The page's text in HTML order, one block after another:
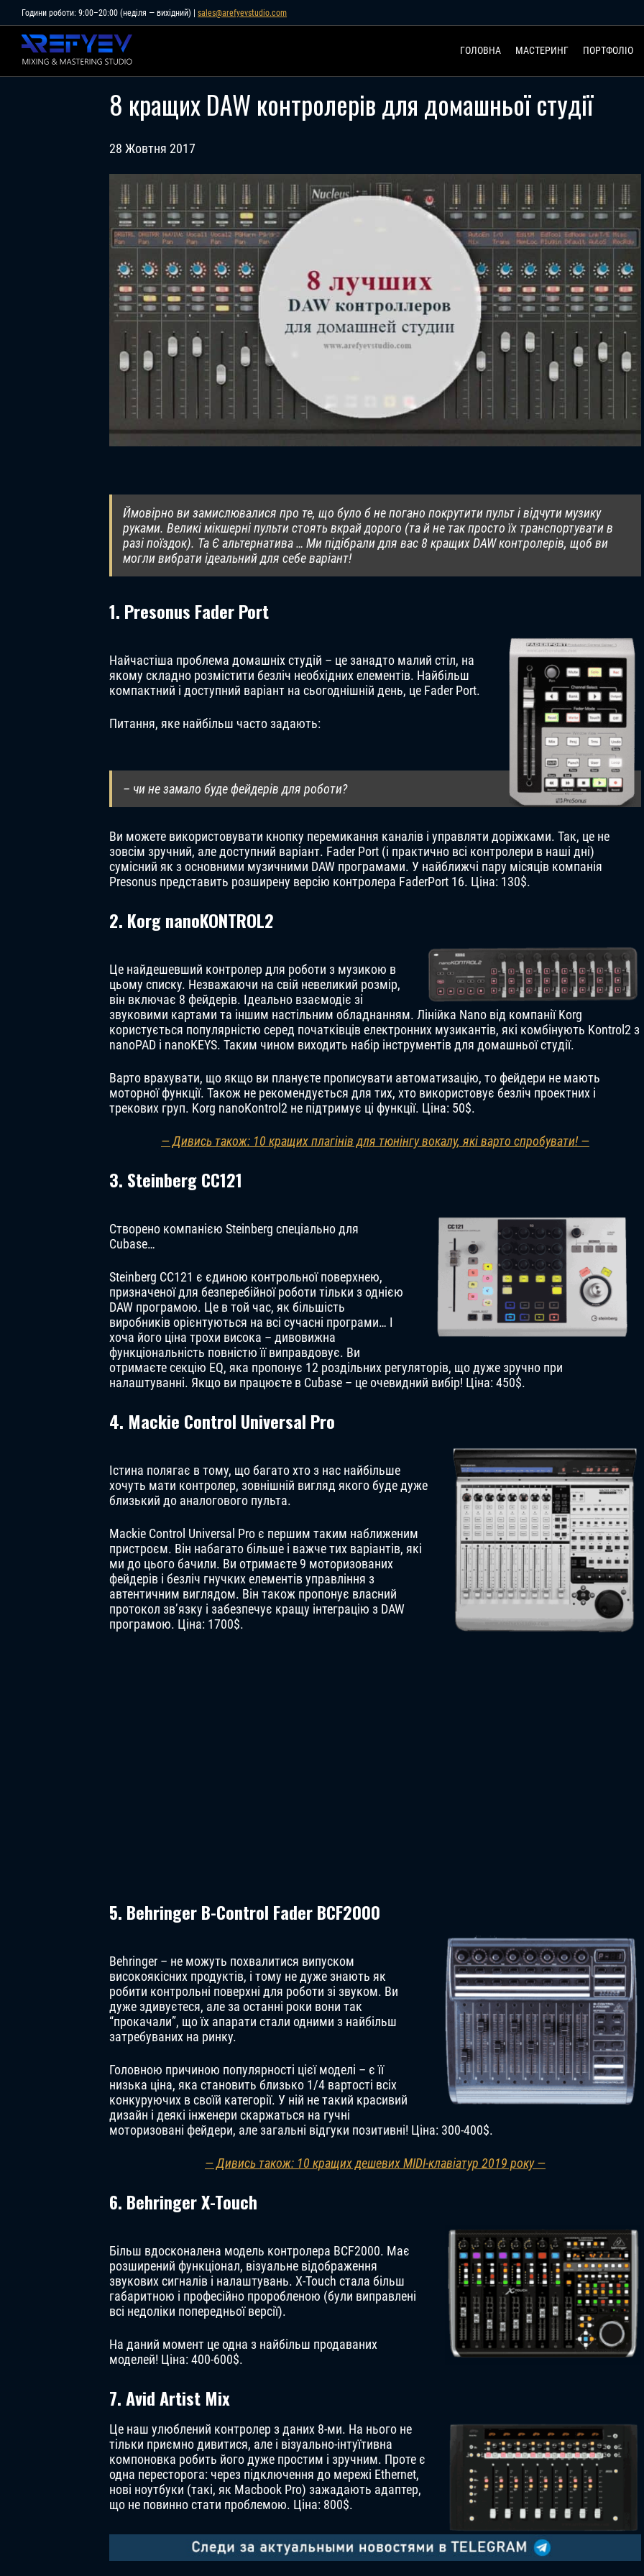
to
content
Години роботи: 9:00–20:00 (неділя — вихідний) | sales@arefyevstudio.com
ГОЛОВНА МАСТЕРИНГ ПОРТФОЛІО
8 кращих DAW контролерів для домашньої студії
28 Жовтня 2017
Ймовірно ви замислювалися про те, що було б не погано покрутити пульт і відчути музику
руками. Великі мікшерні пульти стоять вкрай дорого (та й не так просто їх транспортувати в
разі поїздок). Та Є альтернатива … Ми підібрали для вас 8 кращих DAW контролерів, щоб ви
могли вибрати ідеальний для себе варіант!
1. Presonus Fader Port
Найчастіша проблема домашніх студій – це занадто малий стіл, на
якому складно розмістити безліч необхідних елементів. Найбільш
компактний і доступний варіант на сьогоднішній день, це Fader Port.
Питання, яке найбільш часто задають:
– чи не замало буде фейдерів для роботи?
Ви можете використовувати кнопку перемикання каналів і управляти доріжками. Так, це не
зовсім зручний, але доступний варіант. Fader Port (і практично всі контролери в наші дні)
сумісний як з основними музичними DAW програмами. У найближчі пару місяців компанія
Presonus представить розширену версію контролера FaderPort 16. Ціна: 130$.
2. Korg nanoKONTROL2
Це найдешевший контролер для роботи з музикою в
цьому списку. Незважаючи на свій невеликий розмір,
він включає 8 фейдерів. Ідеально взаємодіє зі
звуковими картами та іншим настільним обладнанням. Лінійка Nano від компанії Korg
користується популярністю серед початківців електронних музикантів, які комбінують Kontrol2 з
nanoPAD і nanoKEYS. Таким чином виходить набір інструментів для домашньої студії.
Варто врахувати, що якщо ви плануєте прописувати автоматизацію, то фейдери не мають
моторної функції. Також не рекомендується для тих, хто використовує безліч проектних і
трекових груп. Korg nanoKontrol2 не підтримує ці функції. Ціна: 50$.
— Дивись також: 10 кращих плагінів для тюнінгу вокалу, які варто спробувати! —
3. Steinberg CC121
Створено компанією Steinberg спеціально для
Cubase…
Steinberg CC121 є єдиною контрольної поверхнею,
призначеної для безперебійної роботи тільки з однією
DAW програмою. Це в той час, як більшість
виробників орієнтуються на всі сучасні програми… І
хоча його ціна трохи висока – дивовижна
функціональність повністю її виправдовує. Ви
отримаєте секцію EQ, яка пропонує 12 роздільних регуляторів, що дуже зручно при
налаштуванні. Якщо ви працюєте в Cubase – це очевидний вибір! Ціна: 450$.
4. Mackie Control Universal Pro
Істина полягає в тому, що багато хто з нас найбільше
хочуть мати контролер, зовнішній вигляд якого буде дуже
близький до аналогового пульта.
Mackie Control Universal Pro є першим таким наближеним
пристроєм. Він набагато більше і важче тих варіантів, які
ми до цього бачили. Ви отримаєте 9 моторизованих
фейдерів і безліч гнучких елементів управління з
автентичним виглядом. Він також пропонує власний
протокол зв’язку і забезпечує кращу інтеграцію з DAW
програмою. Ціна: 1700$.
5. Behringer B-Control Fader BCF2000
Behringer – не можуть похвалитися випуском
високоякісних продуктів, і тому не дуже знають як
робити контрольні поверхні для роботи зі звуком. Ви
дуже здивуєтеся, але за останні роки вони так
“прокачали”, що їх апарати стали одними з найбільш
затребуваних на ринку.
Головною причиною популярності цієї моделі – є її
низька ціна, яка становить близько 1/4 вартості всіх
конкуруючих в своїй категорії. У ній не такий красивий
дизайн і деякі інженери скаржаться на гучні
моторизовані фейдери, але загальні відгуки позитивні! Ціна: 300-400$.
— Дивись також: 10 кращих дешевих MIDI-клавіатур 2019 року —
6. Behringer X-Touch
Більш вдосконалена модель контролера BCF2000. Має
розширений функціонал, візуальне відображення
звукових сигналів і налаштувань. X-Touch стала більш
габаритною і професійно проробленою (були виправлені
всі недоліки попередньої версії).
На даний момент це одна з найбільш продаваних
моделей! Ціна: 400-600$.
7. Avid Artist Mix
Це наш улюблений контролер з даних 8-ми. На нього не
тільки приємно дивитися, але і візуально-інтуїтивна
компоновка робить його дуже простим і зручним. Проте є
одна пересторога: через підключення до мережі Ethernet,
нові ноутбуки (такі, як Macbook Pro) зажадають адаптер,
що не повинно стати проблемою. Ціна: 800$.